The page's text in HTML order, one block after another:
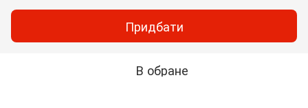
Придбати
В обране